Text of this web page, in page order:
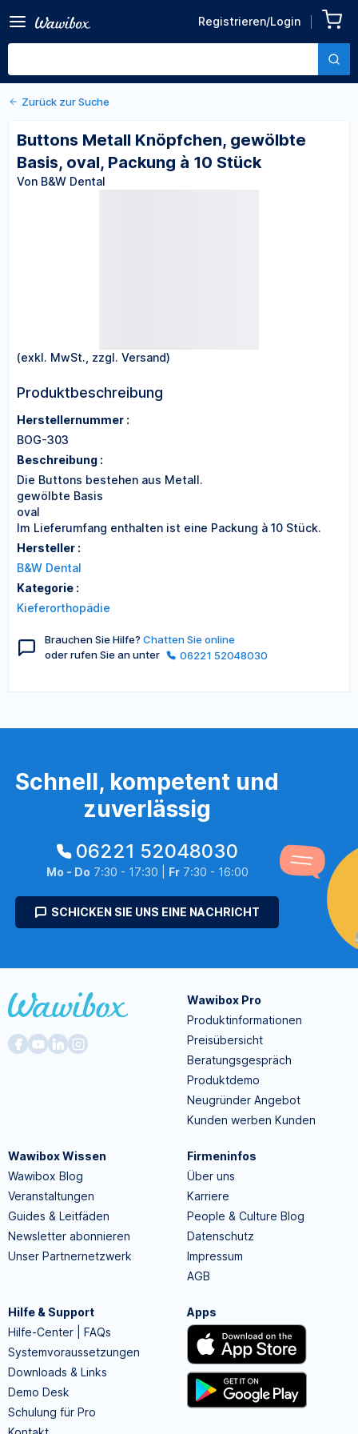
Registrieren/Login
gewölbte Basis, oval,
Packung à 10 Stück
Von B&W Dental
Zurück zu den Produktdetails
Zurück zur Suche
Buttons Metall Knöpfchen, gewölbte
Basis, oval, Packung à 10 Stück
Von B&W Dental
(exkl. MwSt., zzgl. Versand)
Produktbeschreibung
Herstellernummer :
BOG-303
Beschreibung :
Die Buttons bestehen aus Metall.
gewölbte Basis
oval
Im Lieferumfang enthalten ist eine Packung à 10 Stück.
Hersteller :
B&W Dental
Kategorie :
Kieferorthopädie
Brauchen Sie Hilfe? Chatten Sie online
oder rufen Sie an unter
06221 52048030
Schnell, kompetent und
zuverlässig
06221 52048030
Mo - Do 7:30 - 17:30 | Fr7:30 - 16:00
SCHICKEN SIE UNS EINE NACHRICHT
Wawibox Pro
Produktinformationen
Preisübersicht
Beratungsgespräch
Produktdemo
Neugründer Angebot
Kunden werben Kunden
Wawibox Wissen
Wawibox Blog
Veranstaltungen
Guides & Leitfäden
Newsletter abonnieren
Unser Partnernetzwerk
Firmeninfos
Über uns
Karriere
People & Culture Blog
Datenschutz
Impressum
AGB
Hilfe & Support
Hilfe-Center | FAQs
Systemvoraussetzungen
Downloads & Links
Demo Desk
Schulung für Pro
Apps